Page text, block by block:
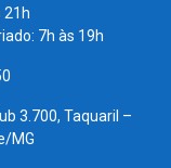
21h
7h às 19h
3.700, Taquaril –
MG